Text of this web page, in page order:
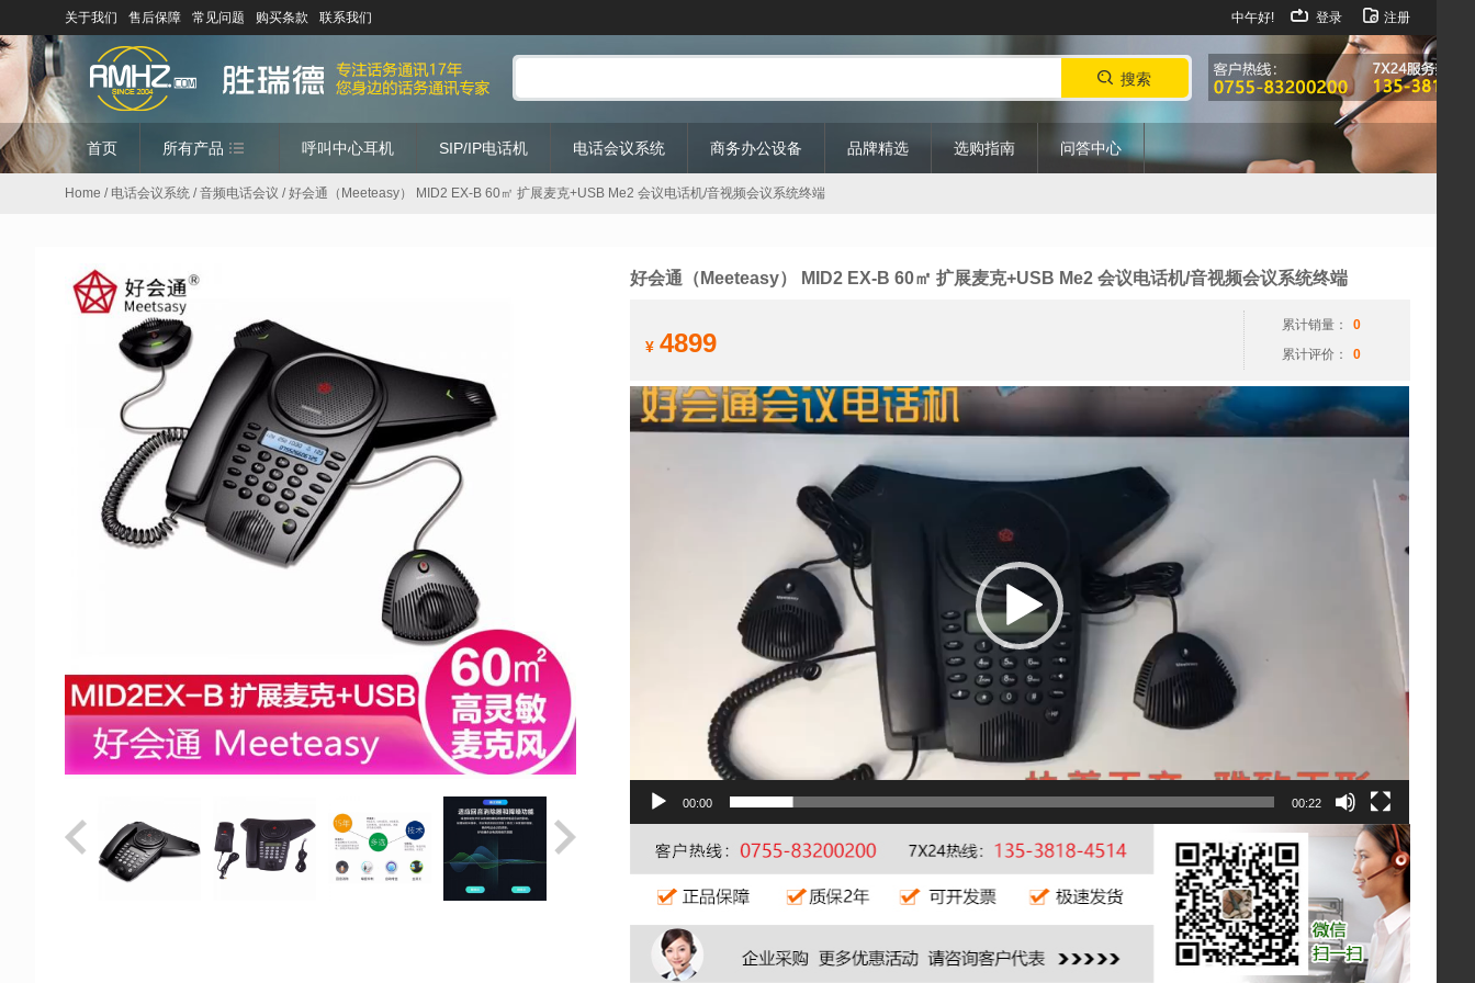
关于我们 售后保障 常见问题 购买条款 联系我们 中午好! 登录 注册
搜索
首页 所有产品 呼叫中心耳机 SIP/IP电话机 电话会议系统 商务办公设备 品牌精选 选购指南 问答中心
Home / 电话会议系统 /音频电话会议 / 好会通（Meeteasy） MID2 EX-B 60㎡ 扩展麦克+USB Me2 会议电话机/音视频会议系统终端
好会通（Meeteasy） MID2 EX-B 60㎡ 扩展麦克+USB Me2 会议电话机/音视频会议系统终端
¥ 4899
累计销量：
0
累计评价：
0
00:00 00:22